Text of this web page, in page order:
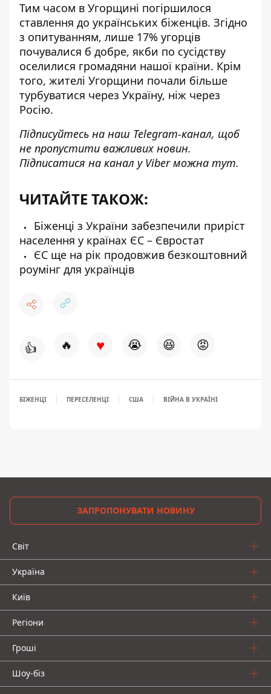
Тим часом в Угорщині погіршилося
ставлення до українських біженців. Згідно
з опитуванням, лише 17% угорців
почувалися б добре, якби по сусідству
оселилися громадяни нашої країни. Крім
того, жителі Угорщини почали більше
турбуватися через Україну, ніж через
Росію.
Підписуйтесь на наш Telegram-канал, щоб
не пропустити важливих новин.
Підписатися на канал у Viber можна тут.
ЧИТАЙТЕ ТАКОЖ:
Біженці з України забезпечили приріст
населення у країнах ЄС – Євростат
ЄС ще на рік продовжив безкоштовний
роумінг для українців
👍 🔥 ♥ 😭 😆 😡
БІЖЕНЦІ ПЕРЕСЕЛЕНЦІ США ВІЙНА В УКРАЇНІ
ЗАПРОПОНУВАТИ НОВИНУ
Світ
Україна
Київ
Регіони
Гроші
Шоу-біз